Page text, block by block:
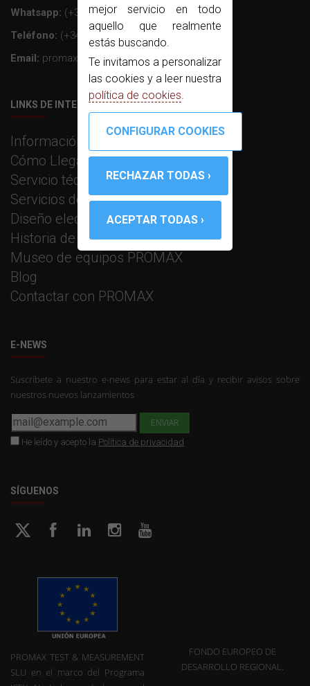
mejor servicio en todo
aquello que realmente
estás buscando.
Te invitamos a personalizar
las cookies y a leer nuestra
política de cookies
Whatsapp: (+34) 607 26 65 32
Teléfono: (+34) 931 847 700
Email: promax@promax.es
LINKS DE INTERÉS
Información corporativa
Cómo Llegar
Servicio técnico
Servicios de fabricación
Diseño electrónico e I+D
Historia de PROMAX
Museo de equipos PROMAX
Blog
Contactar con PROMAX
E-NEWS
Suscríbete a nuestro e-news para estar al día y recibir avisos sobre
nuestros nuevos lanzamientos
He leído y acepto la Política de privacidad
SÍGUENOS
PROMAX TEST & MEASUREMENT
SLU en el marco del Programa
FONDO EUROPEO DE
DESARROLLO REGIONAL.